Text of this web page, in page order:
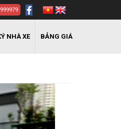
NHÀ XE BẢNG GIÁ